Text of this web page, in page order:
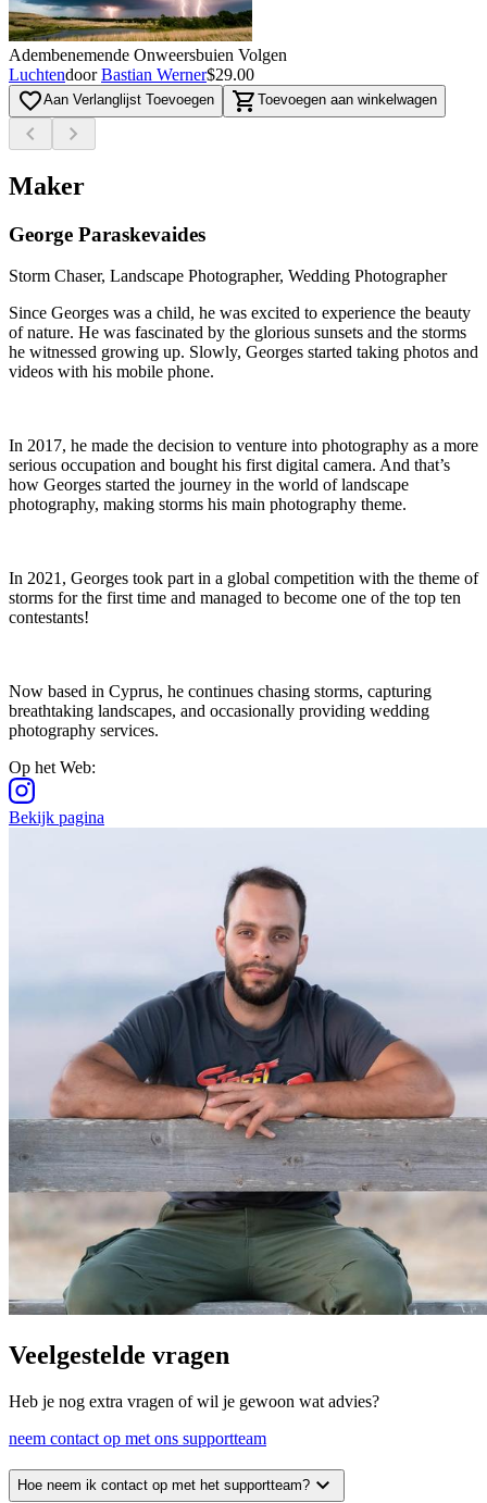
Adembenemende Onweersbuien Volgen
Luchtendoor Bastian Werner$29.00
favorite_borderAan Verlanglijst Toevoegen shopping_cart Toevoegen aan winkelwagen
chevron_left chevron_right
Maker
George Paraskevaides
Storm Chaser, Landscape Photographer, Wedding Photographer
Since Georges was a child, he was excited to experience the beauty
of nature. He was fascinated by the glorious sunsets and the storms
he witnessed growing up. Slowly, Georges started taking photos and
videos with his mobile phone.
In 2017, he made the decision to venture into photography as a more
serious occupation and bought his first digital camera. And that’s
how Georges started the journey in the world of landscape
photography, making storms his main photography theme.
In 2021, Georges took part in a global competition with the theme of
storms for the first time and managed to become one of the top ten
contestants!
Now based in Cyprus, he continues chasing storms, capturing
breathtaking landscapes, and occasionally providing wedding
photography services.
Op het Web:
Bekijk pagina
Veelgestelde vragen
Heb je nog extra vragen of wil je gewoon wat advies?
neem contact op met ons supportteam
Hoe neem ik contact op met het supportteam? expand_more